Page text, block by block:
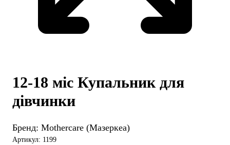
12-18 міс Купальник для
дівчинки
Бренд: Mothercare (Мазеркеа)
Артикул: 1199